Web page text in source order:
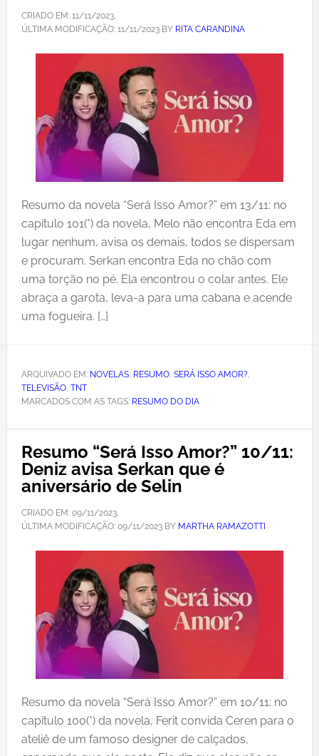
CRIADO EM: 11/11/2023,
ÚLTIMA MODIFICAÇÃO: 11/11/2023BY RITA CARANDINA
Resumo da novela “Será Isso Amor?” em 13/11: no
capítulo 101(*) da novela, Melo não encontra Eda em
lugar nenhum, avisa os demais, todos se dispersam
e procuram. Serkan encontra Eda no chão com
uma torção no pé. Ela encontrou o colar antes. Ele
abraça a garota, leva-a para uma cabana e acende
uma fogueira. […]
ARQUIVADO EM: NOVELAS, RESUMO, SERÁ ISSO AMOR?,
TELEVISÃO, TNT
MARCADOS COM AS TAGS: RESUMO DO DIA
Resumo “Será Isso Amor?” 10/11:
Deniz avisa Serkan que é
aniversário de Selin
CRIADO EM: 09/11/2023,
ÚLTIMA MODIFICAÇÃO: 09/11/2023BY MARTHA RAMAZOTTI
Resumo da novela “Será Isso Amor?” em 10/11: no
capítulo 100(*) da novela, Ferit convida Ceren para o
ateliê de um famoso designer de calçados,